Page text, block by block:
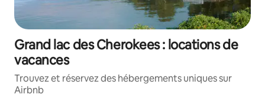
Grand lac des Cherokees : locations de
vacances
Trouvez et réservez des hébergements uniques sur
Airbnb